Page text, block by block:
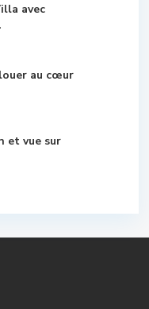
avec
au cœur
et vue sur